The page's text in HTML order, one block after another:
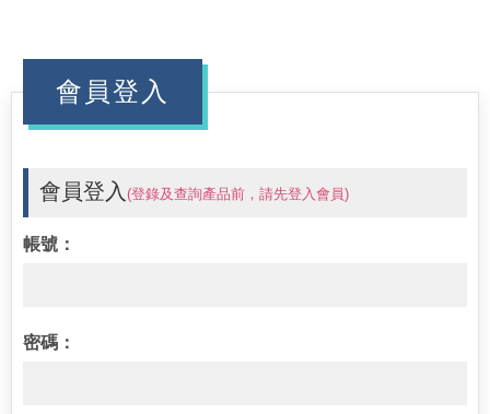
會員登入
會員登入 (登錄及查詢產品前，請先登入會員)
帳號：
密碼：